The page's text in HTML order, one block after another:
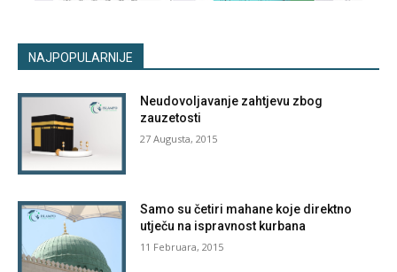
NAJPOPULARNIJE
Neudovoljavanje zahtjevu zbog
zauzetosti
27 Augusta, 2015
Samo su četiri mahane koje direktno
utječu na ispravnost kurbana
11 Februara, 2015